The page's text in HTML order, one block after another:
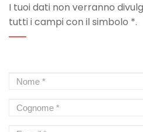
I tuoi dati non verranno
tutti i campi con il simbolo *.